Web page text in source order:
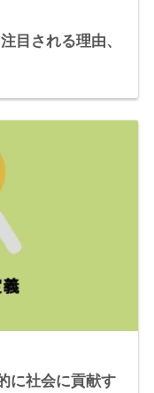
目される理由、
に社会に貢献す